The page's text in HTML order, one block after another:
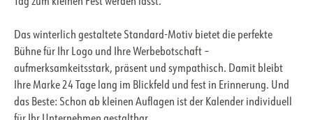
Tag zum kleinen Fest werden lässt.
Das winterlich gestaltete Standard-Motiv bietet die perfekte
Bühne für Ihr Logo und Ihre Werbebotschaft –
aufmerksamkeitsstark, präsent und sympathisch. Damit bleibt
Ihre Marke 24 Tage lang im Blickfeld und fest in Erinnerung. Und
das Beste: Schon ab kleinen Auflagen ist der Kalender individuell